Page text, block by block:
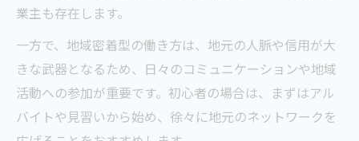
業主も存在します。
一方で、地域密着型の働き方は、地元の人脈や信用が大
きな武器となるため、日々のコミュニケーションや地域
活動への参加が重要です。初心者の場合は、まずはアル
バイトや見習いから始め、徐々に地元のネットワークを